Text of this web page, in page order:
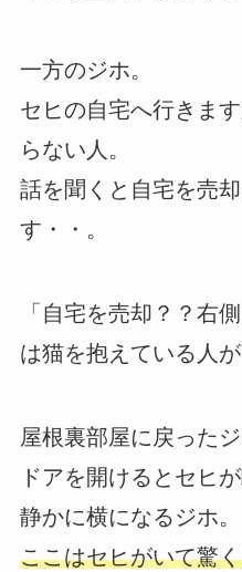
一方のジホ。
セヒの自宅へ行きま
らない人。
話を聞くと自宅を売
す・・。
「自宅を売却？？右
は猫を抱えている人が
屋根裏部屋に戻ったジ
ドアを開けるとセヒ
静かに横になるジホ。
ここはセヒがいて驚